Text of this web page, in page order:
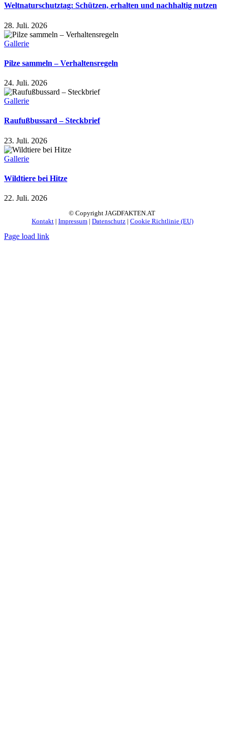
Weltnaturschutztag: Schützen, erhalten und nachhaltig nutzen
28. Juli. 2026
Gallerie
Pilze sammeln – Verhaltensregeln
24. Juli. 2026
Gallerie
Raufußbussard – Steckbrief
23. Juli. 2026
Gallerie
Wildtiere bei Hitze
22. Juli. 2026
© Copyright JAGDFAKTEN.AT
Kontakt | Impressum | Datenschutz | Cookie Richtlinie (EU)
Page load link